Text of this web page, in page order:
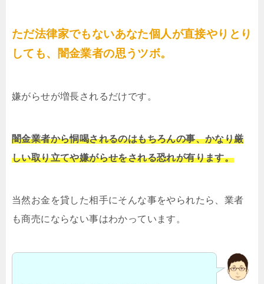
ただ法律家でもないあなた個人が直接やりとり
しても、闇金業者の思うツボ。
嫌がらせが増長されるだけです。
闇金業者から恫喝されるのはもちろんの事、かなり厳
しい取り立てや嫌がらせをされる恐れが有ります。
当然お金を貸した相手にそんな事をやられたら、業者
も商売にならない事はわかっています。